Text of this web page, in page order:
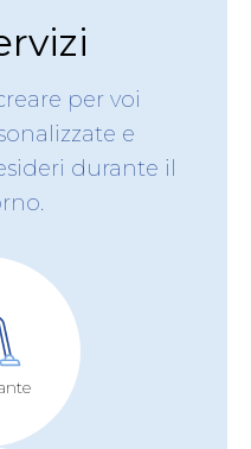
per voi
e
durante il